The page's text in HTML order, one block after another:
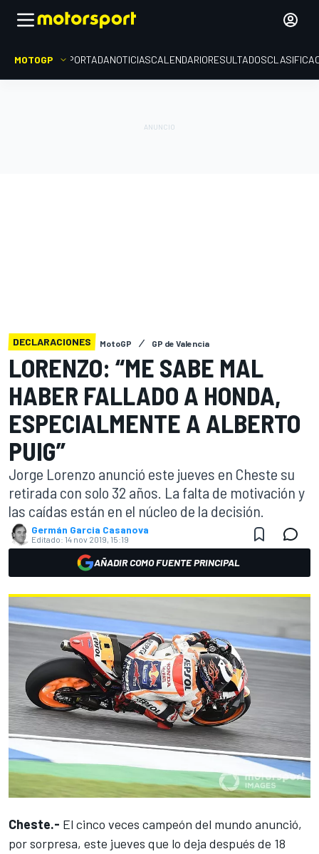
MOTOGP PORTADANOTICIASCALENDARIORESULTADOS
DECLARACIONES MotoGP GP de Valencia
LORENZO: “ME SABE MAL
HABER FALLADO A HONDA,
ESPECIALMENTE A ALBERTO
PUIG”
Jorge Lorenzo anunció este jueves en Cheste su
retirada con solo 32 años. La falta de motivación y
las caídas están en el núcleo de la decisión.
Germán Garcia Casanova
Editado: 14 nov 2019, 15:19
AÑADIR COMO FUENTE PRINCIPAL
Cheste.- El cinco veces campeón del mundo anunció,
por sorpresa, este jueves que lo deja después de 18